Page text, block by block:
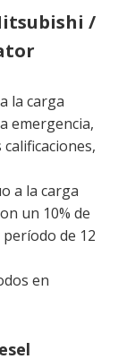
un 10% de
de 12
en
tratamiento